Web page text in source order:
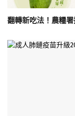
翻轉新吃法！農糧